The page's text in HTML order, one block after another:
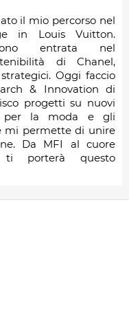
il mio percorso nel
in Louis Vuitton.
sono entrata nel
di Chanel,
Oggi faccio
& Innovation di
progetti su nuovi
per la moda e gli
mi permette di unire
Da MFI al cuore
ti porterà questo